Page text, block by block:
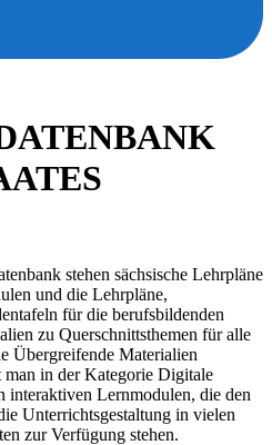
stehen sächsische Lehrpläne
und die Lehrpläne,
für die berufsbildenden
zu Querschnittsthemen für alle
Übergreifende Materialien
man in der Kategorie Digitale
Lernmodulen, die den
Unterrichtsgestaltung in vielen
zur Verfügung stehen.